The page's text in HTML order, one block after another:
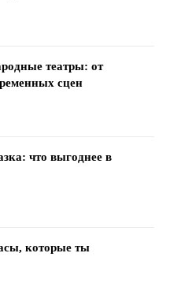
театры: от
сцен
что выгоднее в
которые ты